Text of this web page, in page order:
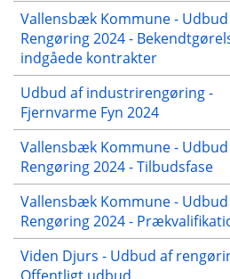
Vallensbæk Kommune -
Rengøring 2024 -
indgåede kontrakter
Udbud af industrirengøring -
Fjernvarme Fyn 2024
Vallensbæk Kommune -
Rengøring 2024 - Tilbudsfase
Vallensbæk Kommune -
Rengøring 2024 -
Viden Djurs - Udbud af